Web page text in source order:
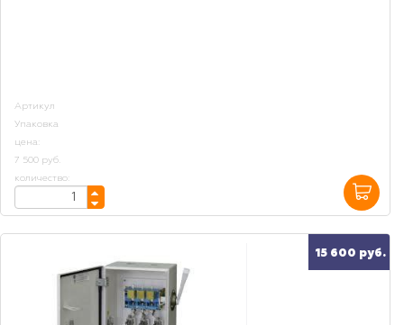
Артикул
Упаковка
цена:
7 500 руб.
количество:
15 600 руб.